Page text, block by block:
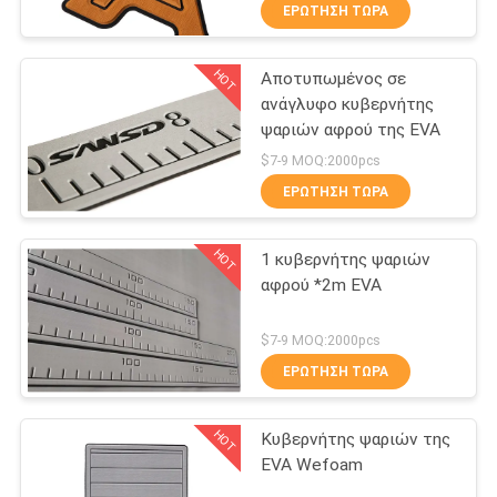
ΠΟΙΟΤΙΚΌΣ
ΜΑΣ
ΕΛΆΤΕ
ΣΕ
ΕΠΑΦΉ
ΜΕ
ΕΙΔΉΣΕΙΣ
ΖΗΤΉΣΤΕ
Teak αφρού της
EVA φύλλο
18
Θαλάσσιος αφρός
βαθμού
ΕΡΏΤΗΣΗ ΤΏΡΑ
HOT
Αποτυπωμένος σε
ανάγλυφο κυβερνήτης
ψαριών αφρού της EVA
$7-9 MOQ:2000pcs
ΕΡΏΤΗΣΗ ΤΏΡΑ
HOT
1 κυβερνήτης ψαριών
αφρού *2m EVA
$7-9 MOQ:2000pcs
ΕΡΏΤΗΣΗ ΤΏΡΑ
HOT
Κυβερνήτης ψαριών της
EVA Wefoam